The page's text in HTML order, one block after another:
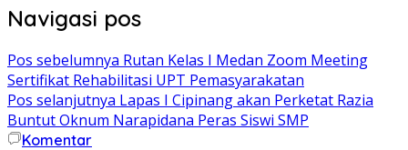
Navigasi pos
Pos sebelumnya Rutan Kelas I Medan Zoom Meeting
Sertifikat Rehabilitasi UPT Pemasyarakatan
Pos selanjutnya Lapas I Cipinang akan Perketat Razia
Buntut Oknum Narapidana Peras Siswi SMP
Komentar